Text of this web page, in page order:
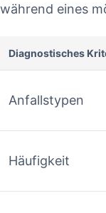
während eines
Diagnostisches
Anfallstypen
Häufigkeit